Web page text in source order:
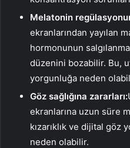
Melatonin
ekranlarından yayılan
hormonunun
düzenini bozabilir. Bu,
yorgunluğa neden
Göz sağlığına zararları:
ekranlarına uzun süre
kızarıklık ve dijital
neden olabilir.